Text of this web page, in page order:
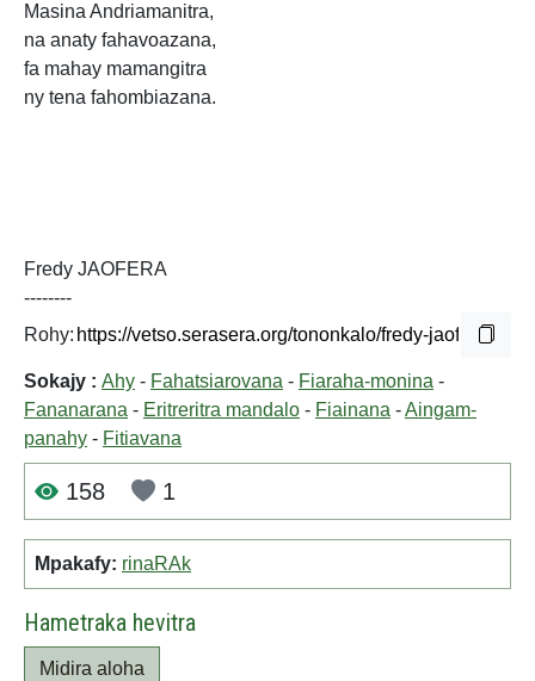
Masina Andriamanitra,
na anaty fahavoazana,
fa mahay mamangitra
ny tena fahombiazana.
Fredy JAOFERA
--------
Rohy:
Sokajy : Ahy - Fahatsiarovana - Fiaraha-monina -
Fananarana - Eritreritra mandalo - Fiainana -Aingam-
panahy - Fitiavana
158 1
Mpakafy: rinaRAk
Hametraka hevitra
Midira aloha